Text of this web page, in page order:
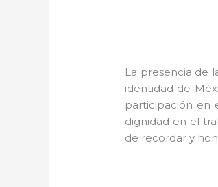
La presencia de
identidad de
participación en
dignidad en el
de recordar y